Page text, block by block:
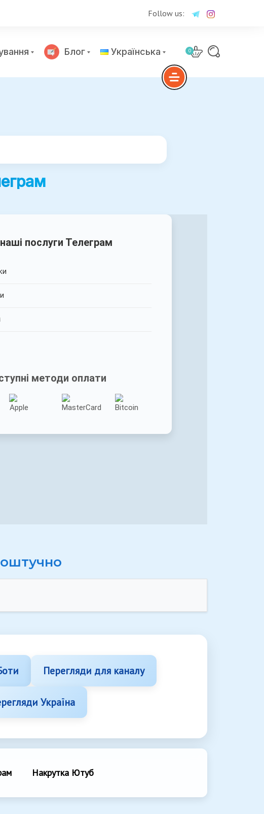
Follow us:
Блог Українська 0
наші послуги Телеграм
методи оплати
Перегляди для каналу
Україна
Накрутка Ютуб